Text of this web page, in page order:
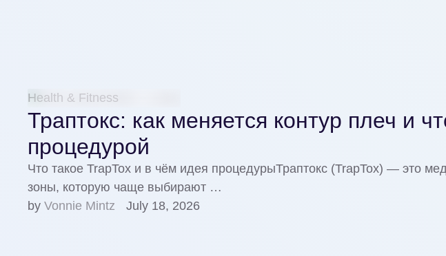
Health & Fitness
Траптокс: как меняется контур плеч и
процедурой
Что такое TrapTox и в чём идея процедурыТраптокс (TrapTox) — это
зоны, которую чаще выбирают …
by Vonnie Mintz July 18, 2026